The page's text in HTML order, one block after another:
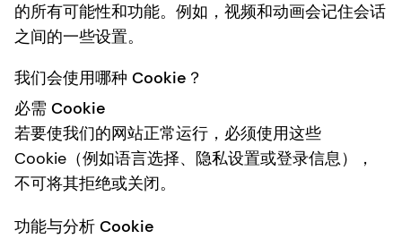
的所有可能性和功能。例如，视频和动画会记住会话
之间的一些设置。
我们会使用哪种 Cookie？
必需 Cookie
若要使我们的网站正常运行，必须使用这些
Cookie（例如语言选择、隐私设置或登录信息），
不可将其拒绝或关闭。
功能与分析 Cookie